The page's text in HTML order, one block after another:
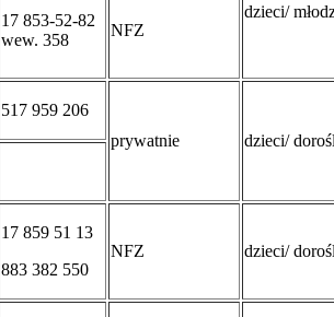
17 853-52-82
wew. 358
NFZ
dzieci/
517 959 206
prywatnie
dzieci/
17 859 51 13
883 382 550
NFZ dzieci/